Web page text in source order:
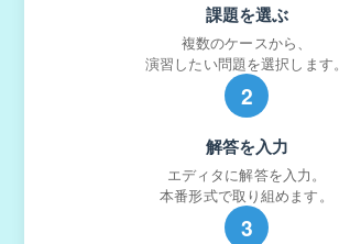
課題を選ぶ
複数のケースから、
演習したい問題を選択します。
2
解答を入力
エディタに解答を入力。
本番形式で取り組めます。
3